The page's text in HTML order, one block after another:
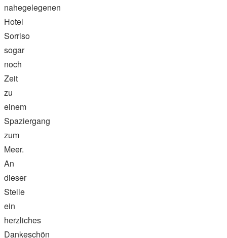
nahegelegenen
Hotel
Sorriso
sogar
noch
Zeit
zu
einem
Spaziergang
zum
Meer.
An
dieser
Stelle
ein
herzliches
Dankeschön